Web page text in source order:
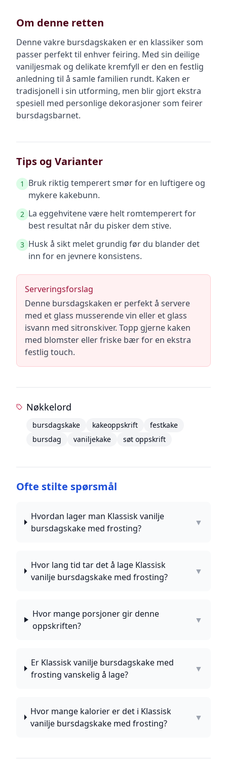
Om denne retten
Denne vakre bursdagskaken er en klassiker som
passer perfekt til enhver feiring. Med sin deilige
vaniljesmak og delikate kremfyll er den en festlig
anledning til å samle familien rundt. Kaken er
tradisjonell i sin utforming, men blir gjort ekstra
spesiell med personlige dekorasjoner som feirer
bursdagsbarnet.
Tips og Varianter
1
Bruk riktig temperert smør for en luftigere og
mykere kakebunn.
2 La eggehvitene være helt romtemperert for
best resultat når du pisker dem stive.
3 Husk å sikt melet grundig før du blander det
inn for en jevnere konsistens.
Serveringsforslag
Denne bursdagskaken er perfekt å servere
med et glass musserende vin eller et glass
isvann med sitronskiver. Topp gjerne kaken
med blomster eller friske bær for en ekstra
festlig touch.
Nøkkelord
bursdagskake kakeoppskrift
festkake
bursdag
vaniljekake søt oppskrift
Ofte stilte spørsmål
Hvordan lager man Klassisk vanilje
bursdagskake med frosting?
▼
Hvor lang tid tar det å lage Klassisk
vanilje bursdagskake med frosting?
▼
Hvor mange porsjoner gir denne
oppskriften?
▼
Er Klassisk vanilje bursdagskake med
frosting vanskelig å lage?
▼
Hvor mange kalorier er det i Klassisk
vanilje bursdagskake med frosting?
▼